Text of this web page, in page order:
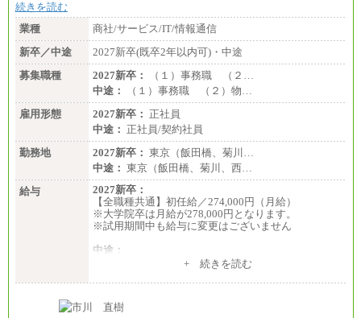
続きを読む
業種
商社/サービス/IT/情報通信
新卒／中途
2027新卒(既卒2年以内可)・中途
募集職種
2027新卒：
（１）事務職 （２…
中途：
（１）事務職 （２）物…
雇用形態
2027新卒： 正社員
中途： 正社員/契約社員
勤務地
2027新卒： 東京（飯田橋、菊川…
中途： 東京（飯田橋、菊川、西…
給与
2027新卒：
【全職種共通】初任給／274,000円（月給）
※大学院卒は月給が278,000円となります。
※試用期間中も給与に変更はございません
中途：
（１）～（４）274,000円（月給）～
※経験・年齢などを考慮のうえ、当社規程により優
※業務内容・勤務形態に応じて、上記給与の範囲内
+ 続きを読む